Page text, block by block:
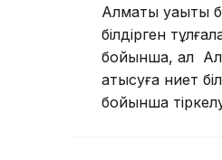
Алматы уақыты
білдірген
бойынша, ал
қатысуға ниет
бойынша